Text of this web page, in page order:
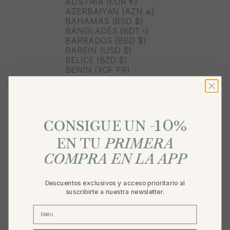
AZERBAIYÁN (AZN ₼)
BAHAMAS (BSD $)
BANGLADÉS (BDT ৳)
BARBADOS (BBD $)
BARÉIN (USD $)
BELICE (BZD $)
BENÍN (XOF FR)
BERMUDAS (USD $)
BOTSUANA (BWP P)
BRASIL (BRL R$)
BRUNÉI (BND $)
BULGARIA (EUR €)
BURKINA FASO (XOF FR)
BÉLGICA (EUR €)
CABO VERDE (CVE $)
CAMBOYA (KHR ៛)
CANADÁ (CAD $)
CONSIGUE UN -10%
EN TUPRIMERA
COMPRA EN LA APP
Descuentos exclusivos y acceso prioritario al
suscribirte a nuestra newsletter.